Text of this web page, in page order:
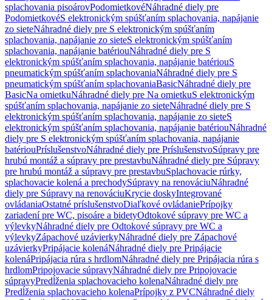
splachovania pisoárovPodomietkovéNáhradné diely pre
PodomietkovéS elektronickým spúšťaním splachovania, napájanie
zo sieteNáhradné diely pre S elektronickým spúšťaním
splachovania, napájanie zo sieteS elektronickým spúšťaním
splachovania, napájanie batériouNáhradné diely pre S
elektronickým spúšťaním splachovania, napájanie batériouS
pneumatickým spúšťaním splachovaniaNáhradné diely pre S
pneumatickým spúšťaním splachovaniaBasicNáhradné diely pre
BasicNa omietkuNáhradné diely pre Na omietkuS elektronickým
spúšťaním splachovania, napájanie zo sieteNáhradné diely pre S
elektronickým spúšťaním splachovania, napájanie zo sieteS
elektronickým spúšťaním splachovania, napájanie batériouNáhradné
diely pre S elektronickým spúšťaním splachovania, napájanie
batériouPríslušenstvoNáhradné diely pre PríslušenstvoSúpravy pre
hrubú montáž a súpravy pre prestavbuNáhradné diely pre Súpravy
pre hrubú montáž a súpravy pre prestavbuSplachovacie rúrky,
splachovacie kolená a prechodySúpravy na renováciuNáhradné
diely pre Súpravy na renováciuKrycie doskyIntegrované
ovládaniaOstatné príslušenstvoDiaľkové ovládaniePrípojky
zariadení pre WC, pisoáre a bidetyOdtokové súpravy pre WC a
výlevkyNáhradné diely pre Odtokové súpravy pre WC a
výlevkyZápachové uzávierkyNáhradné diely pre Zápachové
uzávierkyPripájacie kolenáNáhradné diely pre Pripájacie
kolenáPripájacia rúra s hrdlomNáhradné diely pre Pripájacia rúra s
hrdlomPripojovacie súpravyNáhradné diely pre Pripojovacie
súpravyPredĺženia splachovacieho kolenaNáhradné diely pre
Predĺženia splachovacieho kolenaPrípojky z PVCNáhradné diely